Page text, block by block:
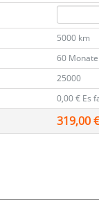
5000 km
60 Monate
25000
0,00 € Es
319,00